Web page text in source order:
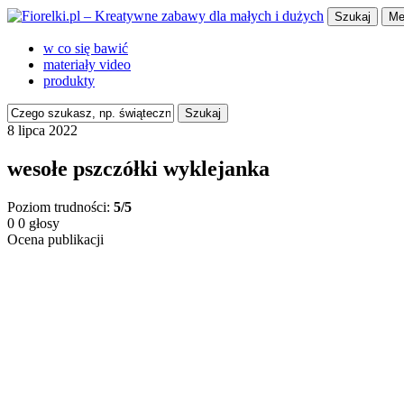
Szukaj
w co się bawić
materiały video
produkty
Szukaj
8 lipca 2022
wesołe pszczółki wyklejanka
Poziom trudności: 5/5
0 0 głosy
Ocena publikacji